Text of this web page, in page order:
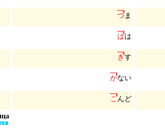
つま
はは
きす
かない
こんど